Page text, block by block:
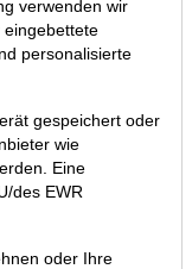
noch
verwenden wir
personalisierte
gespeichert oder
wie
Eine
des EWR
oder Ihre